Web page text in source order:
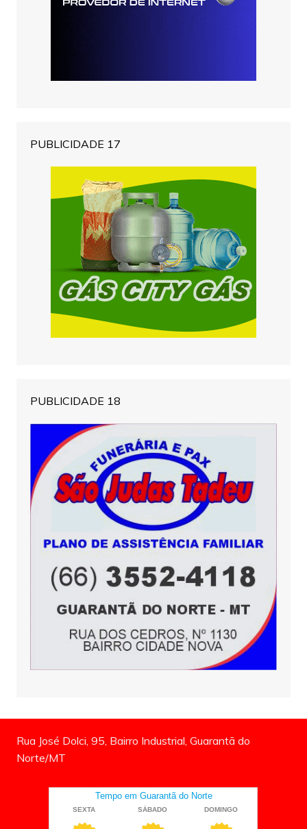
PUBLICIDADE 17
PUBLICIDADE 18
Rua José Dolci, 95, Bairro Industrial, Guarantã do
Norte/MT